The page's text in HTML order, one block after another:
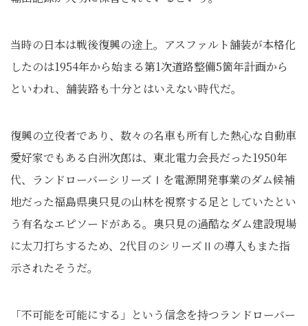
当時の日本は戦後復興の途上。アスファルト舗装が本格化
したのは1954年から始まる第1次道路整備5箇年計画から
といわれ、舗装路も十分とはいえない時代だ。
復興の立役者であり、数々の名車も所有した熱心な自動車
愛好家でもある白洲次郎は、東北電力会長だった1950年
代、ランドローバーシリーズⅠを電源開発事業のダム候補
地だった福島県奥只見の山林を視察する足としていたとい
う有名なエピソードがある。奥只見の過酷なダム建設現場
に太刀打ちするため、2代目のシリーズⅡの導入もまた指
示されたそうだ。
「不可能を可能にする」という信念を持つランドローバー